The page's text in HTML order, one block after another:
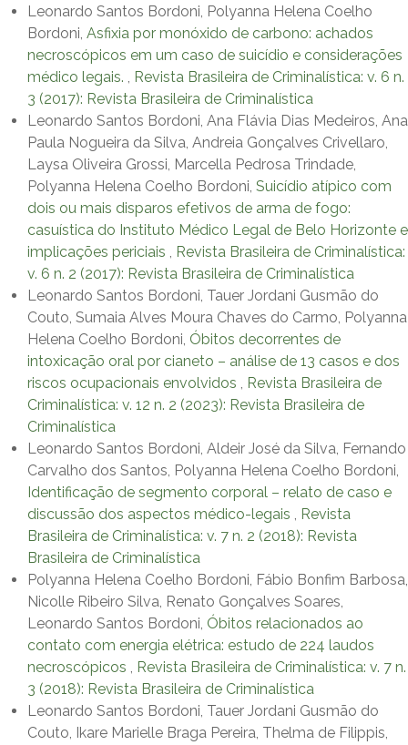
Leonardo Santos Bordoni, Polyanna Helena Coelho
Bordoni, Asfixia por monóxido de carbono: achados
necroscópicos em um caso de suicídio e considerações
médico legais. , Revista Brasileira de Criminalística: v. 6 n.
3 (2017): Revista Brasileira de Criminalística
Leonardo Santos Bordoni, Ana Flávia Dias Medeiros, Ana
Paula Nogueira da Silva, Andreia Gonçalves Crivellaro,
Laysa Oliveira Grossi, Marcella Pedrosa Trindade,
Polyanna Helena Coelho Bordoni, Suicídio atípico com
dois ou mais disparos efetivos de arma de fogo:
casuística do Instituto Médico Legal de Belo Horizonte e
implicações periciais , Revista Brasileira de Criminalística:
v. 6 n. 2 (2017): Revista Brasileira de Criminalística
Leonardo Santos Bordoni, Tauer Jordani Gusmão do
Couto, Sumaia Alves Moura Chaves do Carmo, Polyanna
Helena Coelho Bordoni, Óbitos decorrentes de
intoxicação oral por cianeto – análise de 13 casos e dos
riscos ocupacionais envolvidos , Revista Brasileira de
Criminalística: v. 12 n. 2 (2023): Revista Brasileira de
Criminalística
Leonardo Santos Bordoni, Aldeir José da Silva, Fernando
Carvalho dos Santos, Polyanna Helena Coelho Bordoni,
Identificação de segmento corporal – relato de caso e
discussão dos aspectos médico-legais , Revista
Brasileira de Criminalística: v. 7 n. 2 (2018): Revista
Brasileira de Criminalística
Polyanna Helena Coelho Bordoni, Fábio Bonfim Barbosa,
Nicolle Ribeiro Silva, Renato Gonçalves Soares,
Leonardo Santos Bordoni, Óbitos relacionados ao
contato com energia elétrica: estudo de 224 laudos
necroscópicos , Revista Brasileira de Criminalística: v. 7 n.
3 (2018): Revista Brasileira de Criminalística
Leonardo Santos Bordoni, Tauer Jordani Gusmão do
Couto, Ikare Marielle Braga Pereira, Thelma de Filippis,